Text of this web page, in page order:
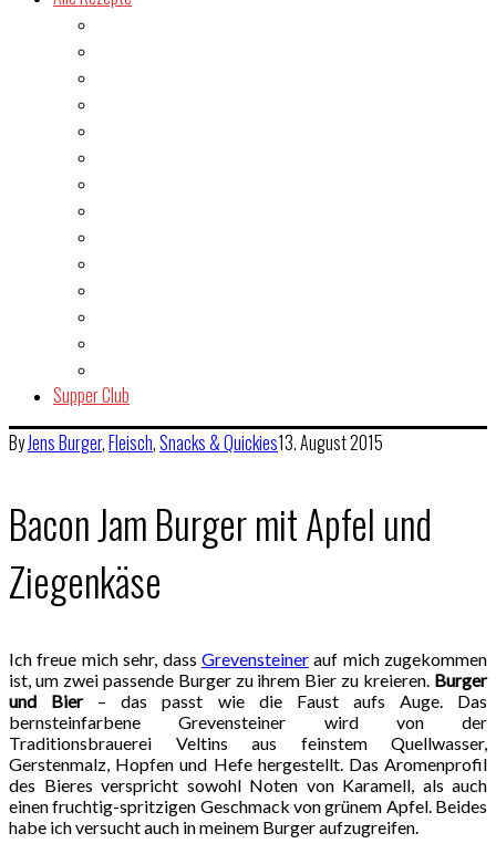
Supper Club
ByJensBurger,Fleisch,Snacks & Quickies13. August 2015
Bacon Jam Burger mit Apfel und
Ziegenkäse
Ich freue mich sehr, dass Grevensteinerauf mich zugekommen
ist, um zwei passende Burger zu ihrem Bier zu kreieren. Burger
und Bier– das passt wie die Faust aufs Auge. Das
bernsteinfarbene Grevensteiner wird von der
Traditionsbrauerei Veltins aus feinstem Quellwasser,
Gerstenmalz, Hopfen und Hefe hergestellt. Das Aromenprofil
des Bieres verspricht sowohl Noten von Karamell, als auch
einen fruchtig-spritzigen Geschmack von grünem Apfel. Beides
habe ich versucht auch in meinem Burger aufzugreifen.